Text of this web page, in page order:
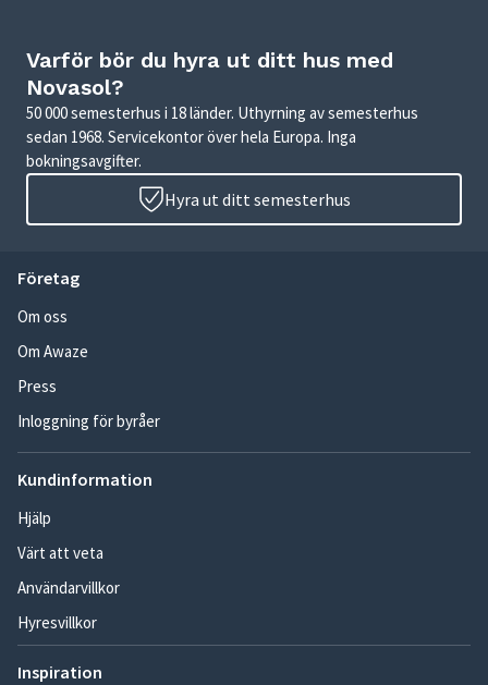
Varför bör du hyra ut ditt hus med
Novasol?
50 000 semesterhus i 18 länder. Uthyrning av semesterhus
sedan 1968. Servicekontor över hela Europa. Inga
bokningsavgifter.
Hyra ut ditt semesterhus
Företag
Om oss
Om Awaze
Press
Inloggning för byråer
Kundinformation
Hjälp
Värt att veta
Användarvillkor
Hyresvillkor
Inspiration